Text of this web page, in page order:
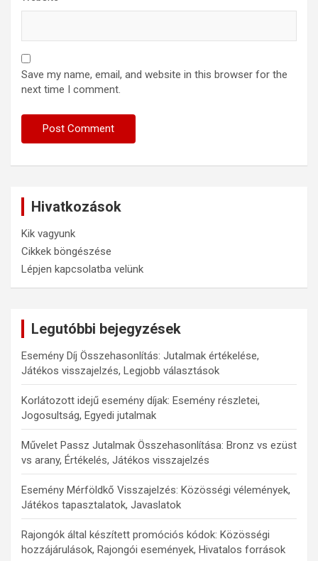
Save my name, email, and website in this browser for the
next time I comment.
Hivatkozások
Kik vagyunk
Cikkek böngészése
Lépjen kapcsolatba velünk
Legutóbbi bejegyzések
Esemény Díj Összehasonlítás: Jutalmak értékelése,
Játékos visszajelzés, Legjobb választások
Korlátozott idejű esemény díjak: Esemény részletei,
Jogosultság, Egyedi jutalmak
Művelet Passz Jutalmak Összehasonlítása: Bronz vs ezüst
vs arany, Értékelés, Játékos visszajelzés
Esemény Mérföldkő Visszajelzés: Közösségi vélemények,
Játékos tapasztalatok, Javaslatok
Rajongók által készített promóciós kódok: Közösségi
hozzájárulások, Rajongói események, Hivatalos források